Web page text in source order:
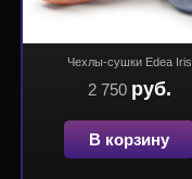
Чехлы-сушки Edea Iris
2 750 руб.
В корзину